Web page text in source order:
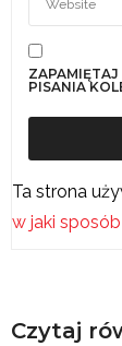
PISANIA
Ta strona
w jaki
Czytaj